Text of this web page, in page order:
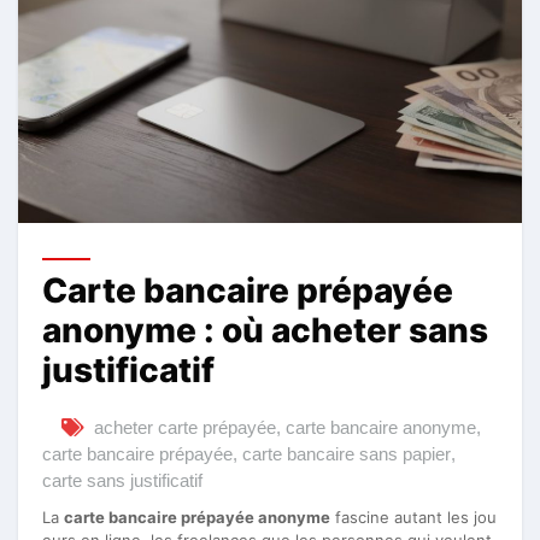
Carte bancaire prépayée
anonyme : où acheter sans
justificatif
acheter carte prépayée, carte bancaire anonyme,
carte bancaire prépayée, carte bancaire sans papier,
carte sans justificatif
La carte bancaire prépayée anonyme fascine autant les jou